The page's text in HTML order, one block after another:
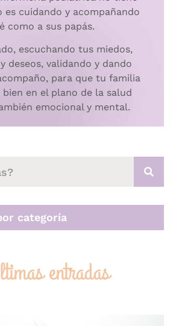
es cuidando y acompañando
como a sus papás.
escuchando tus miedos,
deseos, validando y dando
para que tu familia
en el plano de la salud
emocional y mental.
categoría
entradas